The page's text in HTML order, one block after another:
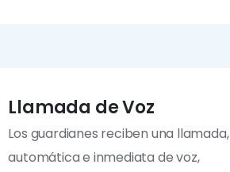
Llamada de Voz
Los guardianes reciben una llamada,
automática e inmediata de voz,